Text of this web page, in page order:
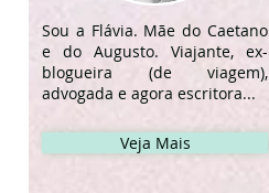
Sou a Flávia. Mãe do Caetano
e do Augusto. Viajante, ex-
blogueira (de viagem),
advogada e agora escritora...
Veja Mais